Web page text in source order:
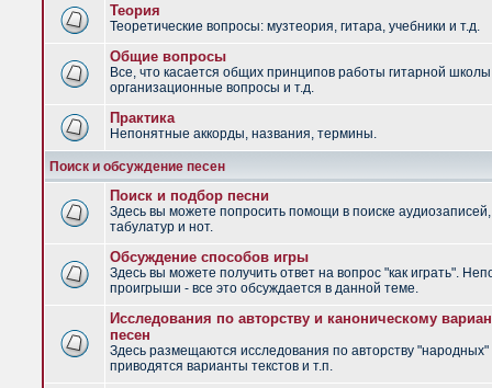
Теория
Теоретические вопросы: музтеория, гитара, учебники и т.д.
Общие вопросы
Все, что касается общих принципов работы гитарной
организационные вопросы и т.д.
Практика
Непонятные аккорды, названия, термины.
Поиск и обсуждение песен
Поиск и подбор песни
Здесь вы можете попросить помощи в поиске аудиозаписей,
табулатур и нот.
Обсуждение способов игры
Здесь вы можете получить ответ на вопрос "как играть".
проигрыши - все это обсуждается в данной теме.
Исследования по авторству и каноническому
песен
Здесь размещаются исследования по авторству "народных"
приводятся варианты текстов и т.п.